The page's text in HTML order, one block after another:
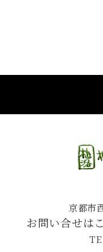
京都市
お問い合せは